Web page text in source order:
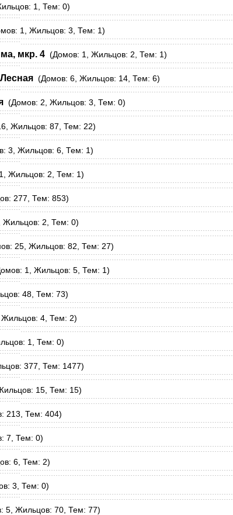
1, Тем: 0)
1, Жильцов: 3, Тем: 1)
мкр. 4 (Домов: 1, Жильцов: 2, Тем: 1)
(Домов: 6, Жильцов: 14, Тем: 6)
(Домов: 2, Жильцов: 3, Тем: 0)
Жильцов: 87, Тем: 22)
3, Жильцов: 6, Тем: 1)
Жильцов: 2, Тем: 1)
277, Тем: 853)
Жильцов: 2, Тем: 0)
25, Жильцов: 82, Тем: 27)
1, Жильцов: 5, Тем: 1)
48, Тем: 73)
4, Тем: 2)
1, Тем: 0)
377, Тем: 1477)
15, Тем: 15)
213, Тем: 404)
7, Тем: 0)
6, Тем: 2)
3, Тем: 0)
5, Жильцов: 70, Тем: 77)